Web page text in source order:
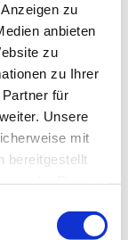
zu
anbieten
zu
zu Ihrer
für
Unsere
mit
bereitgestellt